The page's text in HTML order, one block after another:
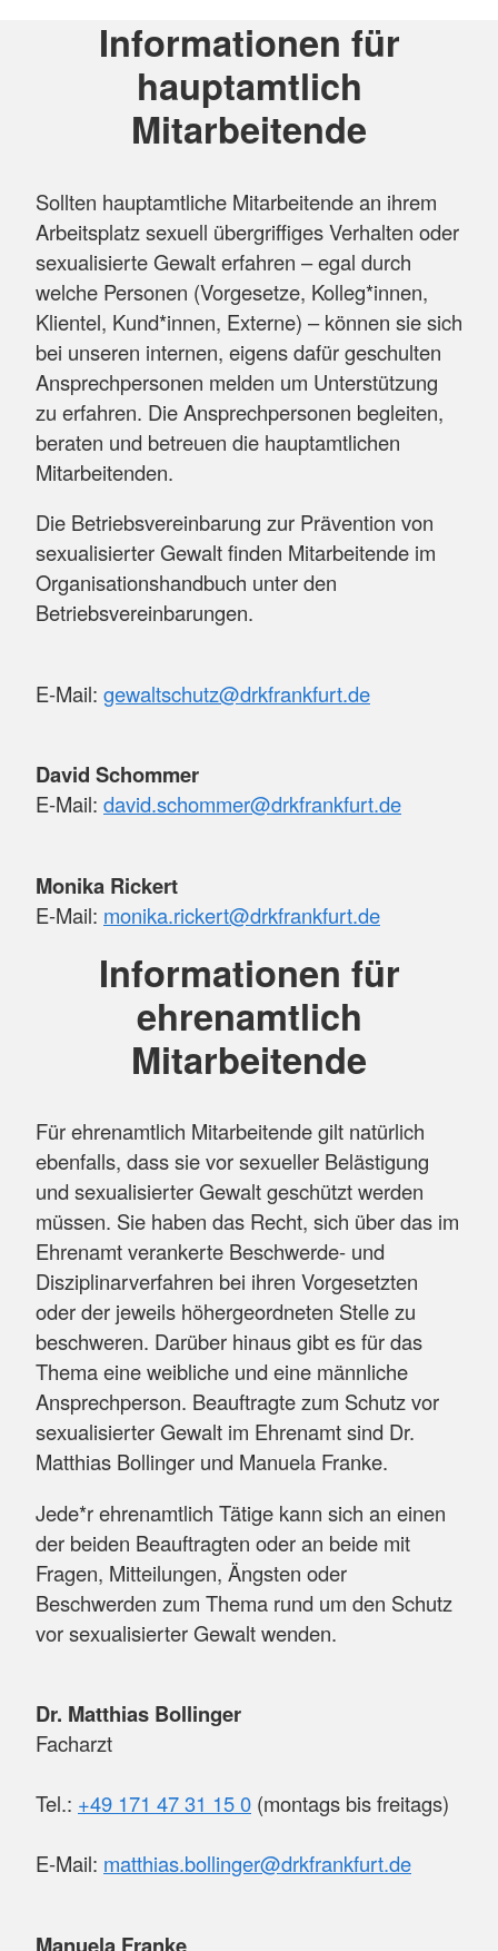
Informationen für
hauptamtlich
Mitarbeitende
Sollten hauptamtliche Mitarbeitende an ihrem
Arbeitsplatz sexuell übergriffiges Verhalten oder
sexualisierte Gewalt erfahren – egal durch
welche Personen (Vorgesetze, Kolleg*innen,
Klientel, Kund*innen, Externe) – können sie sich
bei unseren internen, eigens dafür geschulten
Ansprechpersonen melden um Unterstützung
zu erfahren. Die Ansprechpersonen begleiten,
beraten und betreuen die hauptamtlichen
Mitarbeitenden.
Die Betriebsvereinbarung zur Prävention von
sexualisierter Gewalt finden Mitarbeitende im
Organisationshandbuch unter den
Betriebsvereinbarungen.
E-Mail: gewaltschutz@drkfrankfurt.de
David Schommer
E-Mail: david.schommer@drkfrankfurt.de
Monika Rickert
E-Mail: monika.rickert@drkfrankfurt.de
Informationen für
ehrenamtlich
Mitarbeitende
Für ehrenamtlich Mitarbeitende gilt natürlich
ebenfalls, dass sie vor sexueller Belästigung
und sexualisierter Gewalt geschützt werden
müssen. Sie haben das Recht, sich über das im
Ehrenamt verankerte Beschwerde- und
Disziplinarverfahren bei ihren Vorgesetzten
oder der jeweils höhergeordneten Stelle zu
beschweren. Darüber hinaus gibt es für das
Thema eine weibliche und eine männliche
Ansprechperson. Beauftragte zum Schutz vor
sexualisierter Gewalt im Ehrenamt sind Dr.
Matthias Bollinger und Manuela Franke.
Jede*r ehrenamtlich Tätige kann sich an einen
der beiden Beauftragten oder an beide mit
Fragen, Mitteilungen, Ängsten oder
Beschwerden zum Thema rund um den Schutz
vor sexualisierter Gewalt wenden.
Dr. Matthias Bollinger
Facharzt
Tel.: +49 171 47 31 15 0 (montags bis freitags)
E-Mail: matthias.bollinger@drkfrankfurt.de
Manuela Franke